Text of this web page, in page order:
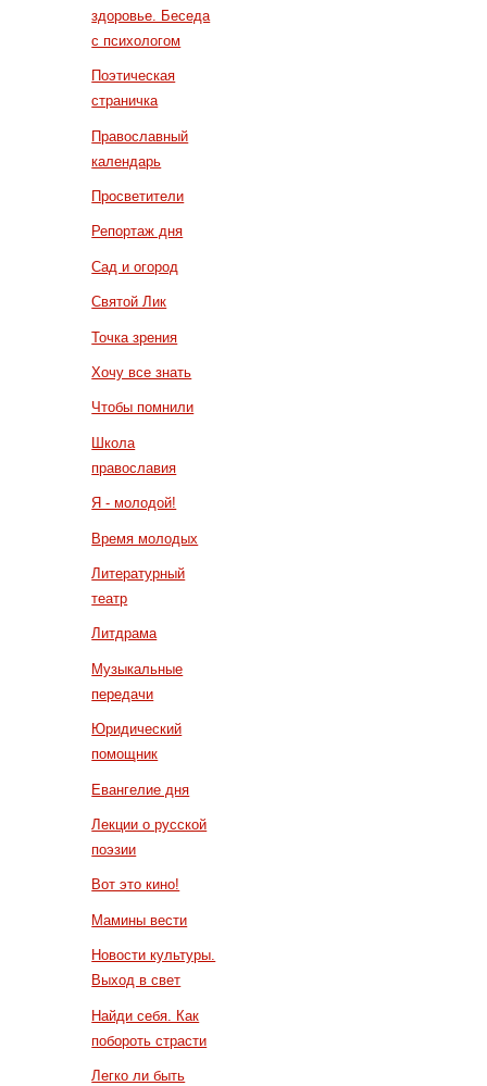
здоровье. Беседа
с психологом
Поэтическая
страничка
Православный
календарь
Просветители
Репортаж дня
Сад и огород
Святой Лик
Точка зрения
Хочу все знать
Чтобы помнили
Школа
православия
Я - молодой!
Время молодых
Литературный
театр
Литдрама
Музыкальные
передачи
Юридический
помощник
Евангелие дня
Лекции о русской
поэзии
Вот это кино!
Мамины вести
Новости культуры.
Выход в свет
Найди себя. Как
побороть страсти
Легко ли быть